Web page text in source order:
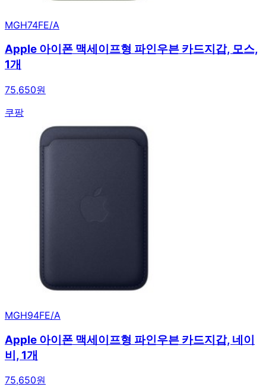
MGH74FE/A
Apple 아이폰 맥세이프형 파인우븐 카드지갑, 모스,
1개
75,650원
쿠팡
MGH94FE/A
Apple 아이폰 맥세이프형 파인우븐 카드지갑, 네이
비, 1개
75,650원